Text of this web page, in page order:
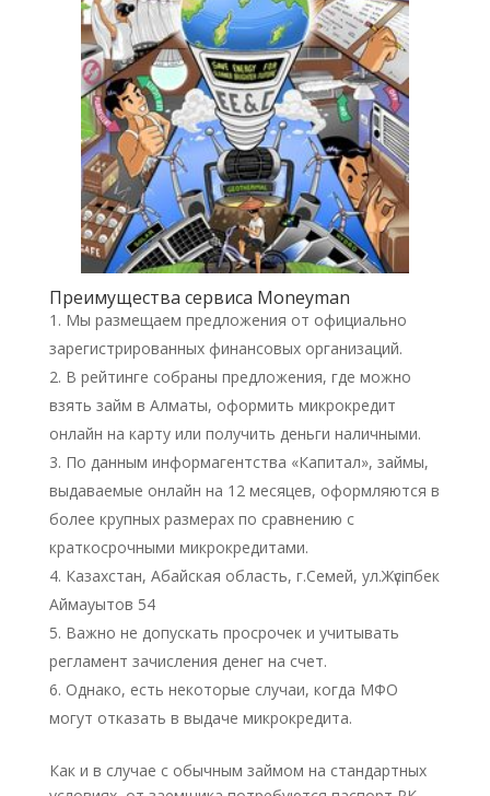
Преимущества сервиса Moneyman
Мы размещаем предложения от официально
зарегистрированных финансовых организаций.
В рейтинге собраны предложения, где можно
взять займ в Алматы, оформить микрокредит
онлайн на карту или получить деньги наличными.
По данным информагентства «Капитал», займы,
выдаваемые онлайн на 12 месяцев, оформляются в
более крупных размерах по сравнению с
краткосрочными микрокредитами.
Казахстан, Абайская область, г.Семей, ул.Жүсіпбек
Аймауытов 54
Важно не допускать просрочек и учитывать
регламент зачисления денег на счет.
Однако, есть некоторые случаи, когда МФО
могут отказать в выдаче микрокредита.
Как и в случае с обычным займом на стандартных